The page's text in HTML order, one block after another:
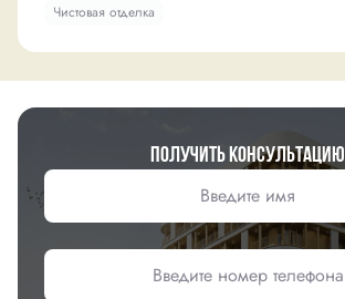
Чистовая отделка
Получить консультацию